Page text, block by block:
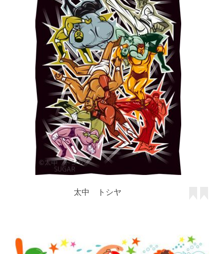
太中 トシヤ